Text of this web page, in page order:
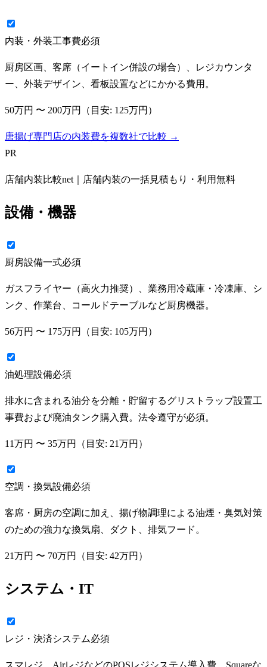
内装・外装工事費必須
厨房区画、客席（イートイン併設の場合）、レジカウンタ
ー、外装デザイン、看板設置などにかかる費用。
50万円 〜 200万円 （目安: 125万円 ）
唐揚げ専門店の内装費を複数社で比較 →
PR
店舗内装比較net｜店舗内装の一括見積もり・利用無料
設備・機器
厨房設備一式必須
ガスフライヤー（高火力推奨）、業務用冷蔵庫・冷凍庫、シ
ンク、作業台、コールドテーブルなど厨房機器。
56万円 〜 175万円 （目安: 105万円 ）
油処理設備必須
排水に含まれる油分を分離・貯留するグリストラップ設置工
事費および廃油タンク購入費。法令遵守が必須。
11万円 〜 35万円 （目安: 21万円 ）
空調・換気設備必須
客席・厨房の空調に加え、揚げ物調理による油煙・臭気対策
のための強力な換気扇、ダクト、排気フード。
21万円 〜 70万円 （目安: 42万円 ）
システム・IT
レジ・決済システム必須
スマレジ、AirレジなどのPOSレジシステム導入費、Squareな